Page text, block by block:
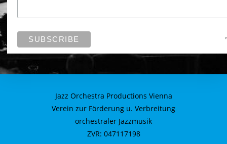
Jazz Orchestra Productions Vienna
Verein zur Förderung u. Verbreitung
orchestraler Jazzmusik
ZVR: 047117198